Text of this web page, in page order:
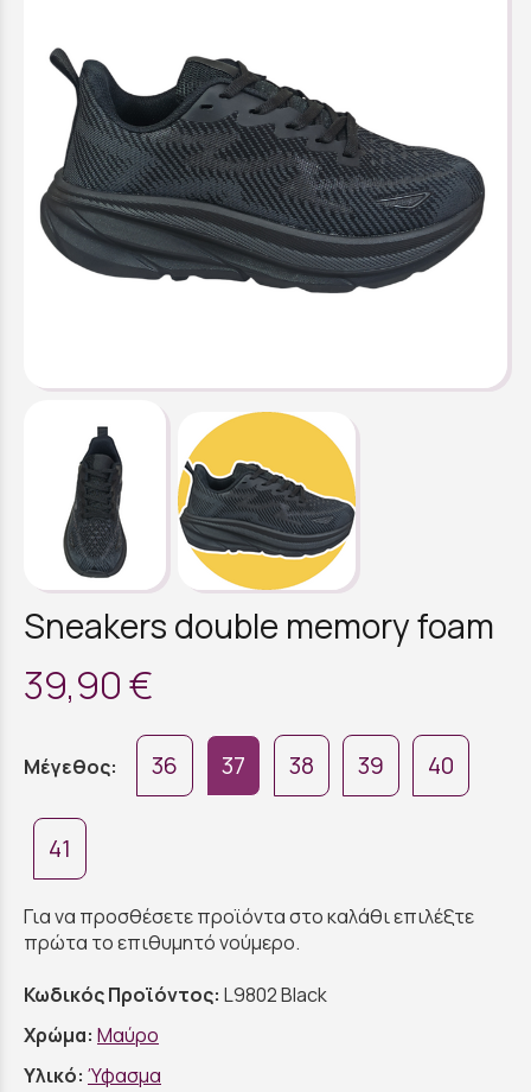
Sneakers double memory foam
39,90 €
Μέγεθος: 36 37 38 39 40
41
Για να προσθέσετε προϊόντα στο καλάθι επιλέξτε
πρώτα το επιθυμητό νούμερο.
Κωδικός Προϊόντος: L9802 Black
Χρώμα: Μαύρο
Υλικό: Ύφασμα